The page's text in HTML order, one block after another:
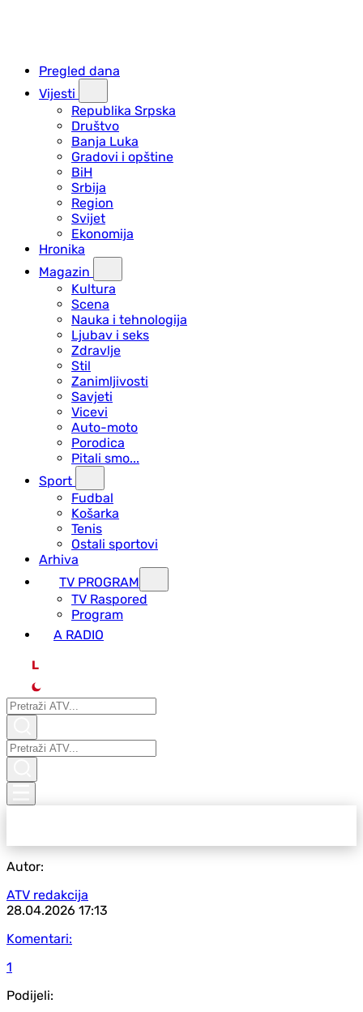
Pregled dana
Vijesti
Republika Srpska
Društvo
Banja Luka
Gradovi i opštine
BiH
Srbija
Region
Svijet
Ekonomija
Hronika
Magazin
Kultura
Scena
Nauka i tehnologija
Ljubav i seks
Zdravlje
Stil
Zanimljivosti
Savjeti
Vicevi
Auto-moto
Porodica
Pitali smo...
Sport
Fudbal
Košarka
Tenis
Ostali sportovi
Arhiva
TV PROGRAM
ТV Raspored
Program
A RADIO
L
Autor:
ATV redakcija
28.04.2026 17:13
Komentari:
1
Podijeli: